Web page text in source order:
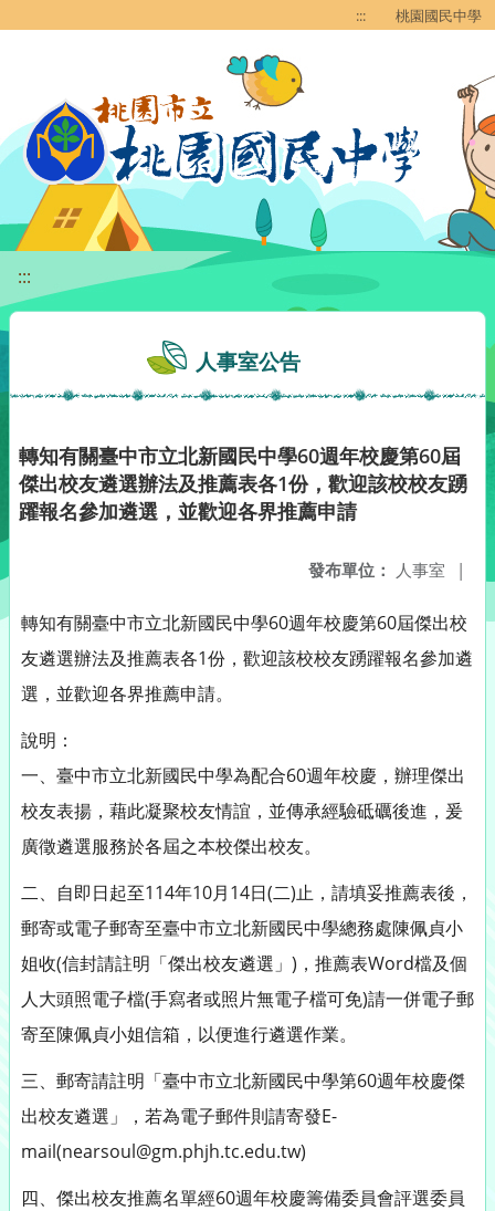
::: 桃園國民中學
:::
人事室公告
轉知有關臺中市立北新國民中學60週年校慶第60屆
傑出校友遴選辦法及推薦表各1份，歡迎該校校友踴
躍報名參加遴選，並歡迎各界推薦申請
發布單位： 人事室 |
轉知有關臺中市立北新國民中學60週年校慶第60屆傑出校
友遴選辦法及推薦表各1份，歡迎該校校友踴躍報名參加遴
選，並歡迎各界推薦申請。
說明：
一、臺中市立北新國民中學為配合60週年校慶，辦理傑出
校友表揚，藉此凝聚校友情誼，並傳承經驗砥礪後進，爰
廣徵遴選服務於各屆之本校傑出校友。
二、自即日起至114年10月14日(二)止，請填妥推薦表後，
郵寄或電子郵寄至臺中市立北新國民中學總務處陳佩貞小
姐收(信封請註明「傑出校友遴選」)，推薦表Word檔及個
人大頭照電子檔(手寫者或照片無電子檔可免)請一併電子郵
寄至陳佩貞小姐信箱，以便進行遴選作業。
三、郵寄請註明「臺中市立北新國民中學第60週年校慶傑
出校友遴選」，若為電子郵件則請寄發E-
mail(nearsoul@gm.phjh.tc.edu.tw)
四、傑出校友推薦名單經60週年校慶籌備委員會評選委員